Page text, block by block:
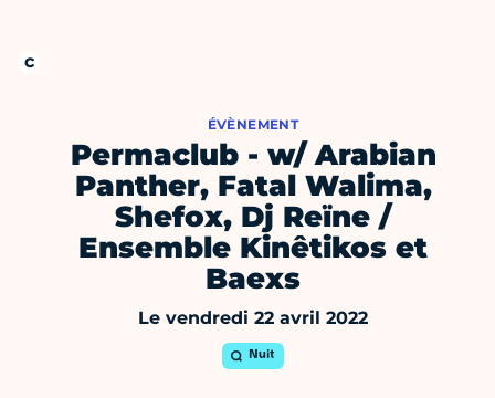
ÉVÈNEMENT
Permaclub - w/ Arabian
Panther, Fatal Walima,
Shefox, Dj Reïne /
Ensemble Kinêtikos et
Baexs
Le vendredi 22 avril 2022
Nuit